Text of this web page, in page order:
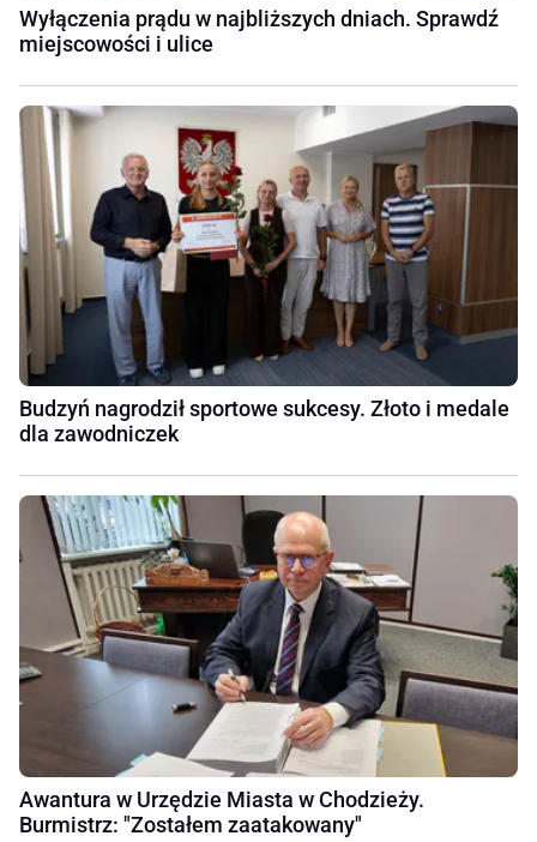
Wyłączenia prądu w najbliższych dniach. Sprawdź
miejscowości i ulice
Budzyń nagrodził sportowe sukcesy. Złoto i medale
dla zawodniczek
Awantura w Urzędzie Miasta w Chodzieży.
Burmistrz: "Zostałem zaatakowany"